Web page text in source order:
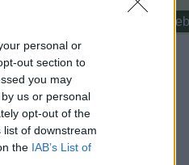
personal or
out section to
you may
us or personal
opt-out of the
of downstream
the IAB’s List of
nahát,